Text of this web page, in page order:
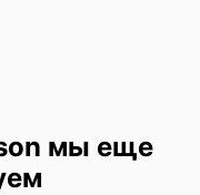
мы еще